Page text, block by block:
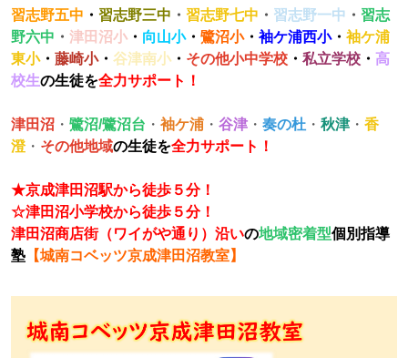
習志野五中 ・ 習志野三中 ・ 習志野七中 ・ 習志野一中 ・ 習志
野六中 ・ 津田沼小 ・ 向山小・ 鷺沼小・ 袖ケ浦西小・ 袖ケ浦
東小・ 藤崎小・ 谷津南小・ その他小中学校 ・ 私立学校 ・ 高
校生の生徒を全力サポート！
津田沼 ・ 鷺沼/鷺沼台 ・ 袖ケ浦 ・ 谷津 ・ 奏の杜 ・ 秋津・ 香
澄・ その他地域の生徒を全力サポート！
★京成津田沼駅から徒歩５分！
☆津田沼小学校から徒歩５分！
津田沼商店街（ワイがや通り）沿いの地域密着型個別指導
塾 【城南コベッツ京成津田沼教室】